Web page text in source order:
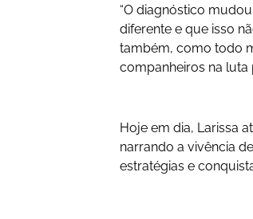
“O diagnóstico
diferente e que isso
também, como todo
companheiros na luta
Hoje em dia, Larissa
narrando a vivência
estratégias e